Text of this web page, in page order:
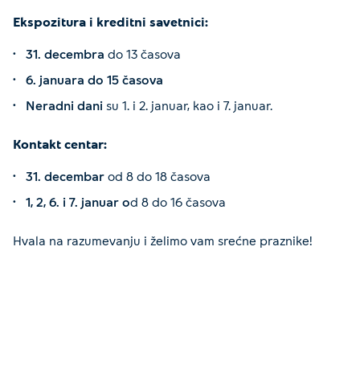
Ekspozitura i kreditni savetnici:
31. decembra do 13 časova
6. januara do 15 časova
Neradni dani su 1. i 2. januar, kao i 7. januar.
Kontakt centar:
31. decembar od 8 do 18 časova
1, 2, 6. i 7. januar od 8 do 16 časova
Hvala na razumevanju i želimo vam srećne praznike!